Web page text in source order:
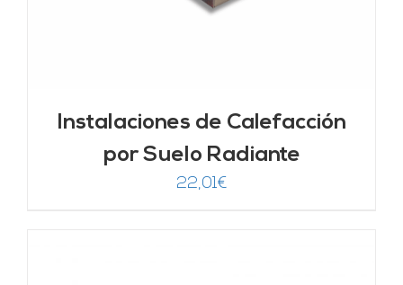
Instalaciones de Calefacción
por Suelo Radiante
22,01€